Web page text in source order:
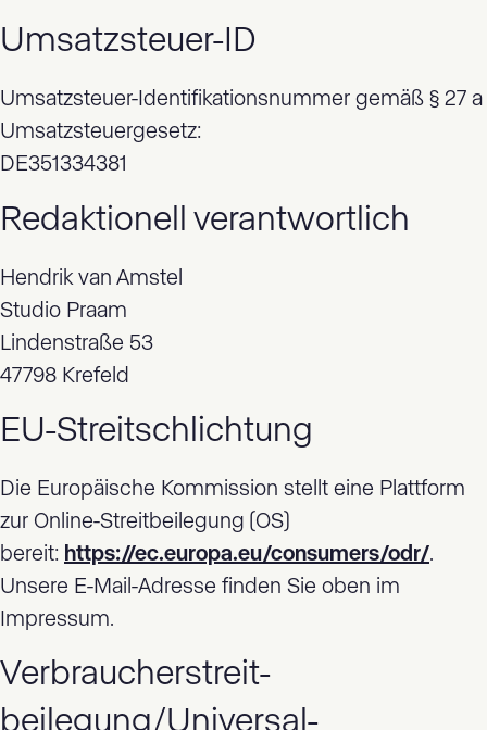
Umsatzsteuer-ID
Umsatzsteuer-Identifikationsnummer gemäß § 27 a
Umsatzsteuergesetz:
DE351334381
Redaktionell verantwortlich
Hendrik van Amstel
Studio Praam
Lindenstraße 53
47798 Krefeld
EU-Streitschlichtung
Die Europäische Kommission stellt eine Plattform
zur Online-Streitbeilegung (OS)
bereit: https://ec.europa.eu/consumers/odr/.
Unsere E-Mail-Adresse finden Sie oben im
Impressum.
Verbraucher­streit­
beilegung/Universal­